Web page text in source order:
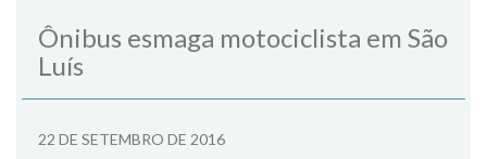
Ônibus esmaga motociclista em São
Luís
22 DE SETEMBRO DE 2016